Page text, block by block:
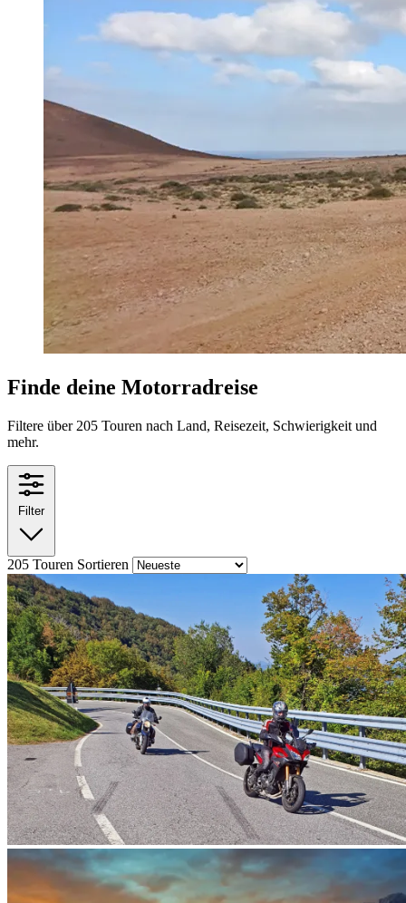
Finde deine Motorradreise
Filtere über 205 Touren nach Land, Reisezeit, Schwierigkeit und
mehr.
Filter
205 Touren Sortieren